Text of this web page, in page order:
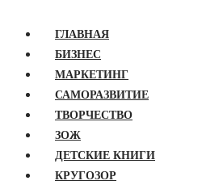
ГЛАВНАЯ
БИЗНЕС
МАРКЕТИНГ
САМОРАЗВИТИЕ
ТВОРЧЕСТВО
ЗОЖ
ДЕТСКИЕ КНИГИ
КРУГОЗОР